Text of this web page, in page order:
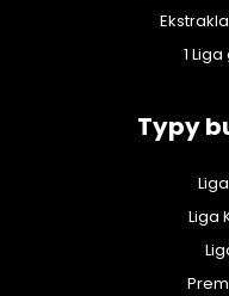
1
Typy
Liga